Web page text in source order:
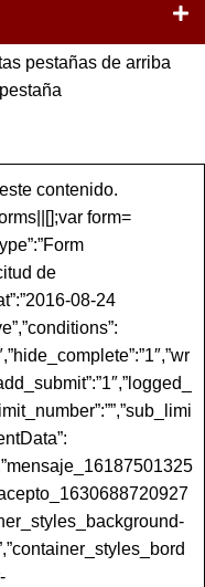
pestañas de arriba
contenido.
form=
de
08-24